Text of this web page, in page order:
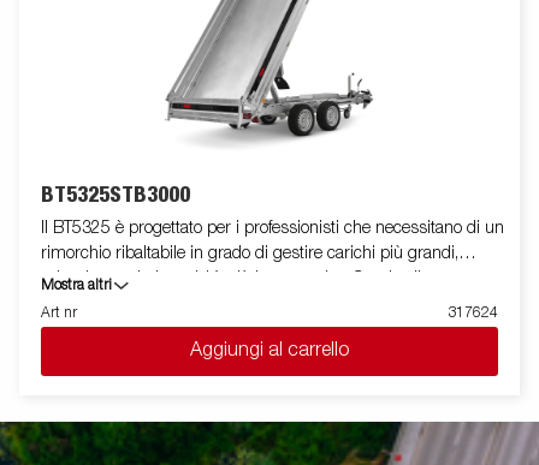
sono solo a scopo illustrativo e possono mostrare
apparecchiature opzionali.
BT5325STB3000
Il BT5325 è progettato per i professionisti che necessitano di un
rimorchio ribaltabile in grado di gestire carichi più grandi,
volumi maggiori e attività più impegnative. Grazie alla sua
elevata capacità, sia in termini di dimensioni che di carico utile,
questo rimorchio è un compagno di lavoro affidabile per i lavori
quotidiani. Dotato di un pianale in acciaio rinforzato e di un
potente sistema di ribaltamento elettroidraulico, il BT5325
di carico semplifica le operazioni di carico, mentre l'elevato
angolo di ribaltamento garantisce uno scarico rapido di
Mostra altri
Art nr
317624
Aggiungi al carrello